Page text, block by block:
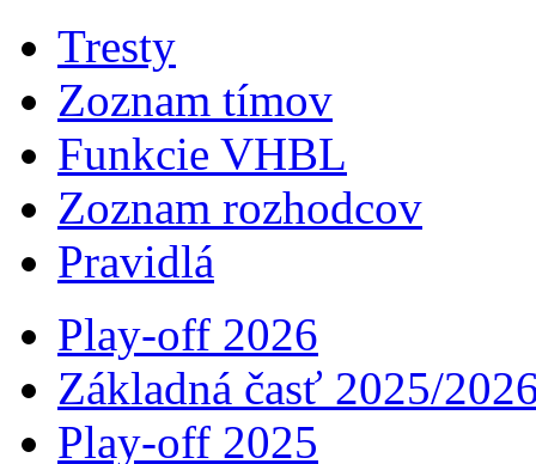
Tresty
Zoznam tímov
Funkcie VHBL
Zoznam rozhodcov
Pravidlá
Play-off 2026
Základná časť 2025/
Play-off 2025